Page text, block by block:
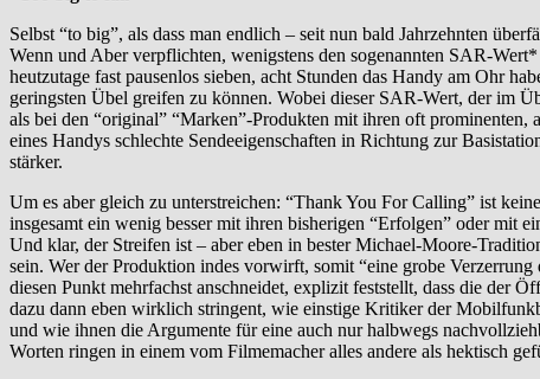
Selbst “to big”, als dass man endlich – seit nun bald Jahrzehnten
Wenn und Aber verpflichten, wenigstens den sogenannten SAR-
heutzutage fast pausenlos sieben, acht Stunden das Handy am Ohr
geringsten Übel greifen zu können. Wobei dieser SAR-Wert, der im
als bei den “original” “Marken”-Produkten mit ihren oft
eines Handys schlechte Sendeeigenschaften in Richtung zur
stärker.
Um es aber gleich zu unterstreichen: “Thank You For Calling” ist
insgesamt ein wenig besser mit ihren bisherigen “Erfolgen” oder mit
Und klar, der Streifen ist – aber eben in bester Michael-Moore-
sein. Wer der Produktion indes vorwirft, somit “eine grobe
diesen Punkt mehrfachst anschneidet, explizit feststellt, dass die der
dazu dann eben wirklich stringent, wie einstige Kritiker der
und wie ihnen die Argumente für eine auch nur halbwegs
Worten ringen in einem vom Filmemacher alles andere als hektisch